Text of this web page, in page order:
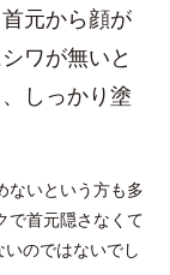
元から顔が
ワが無いと
しっかり塗
ないという方も多
で首元隠さなくて
のではないでし